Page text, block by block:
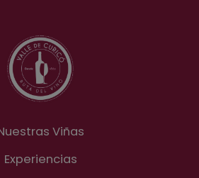
Viñas
Experiencias